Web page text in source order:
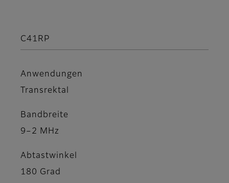
C41RP
Anwendungen
Transrektal
Bandbreite
9–2 MHz
Abtastwinkel
180 Grad